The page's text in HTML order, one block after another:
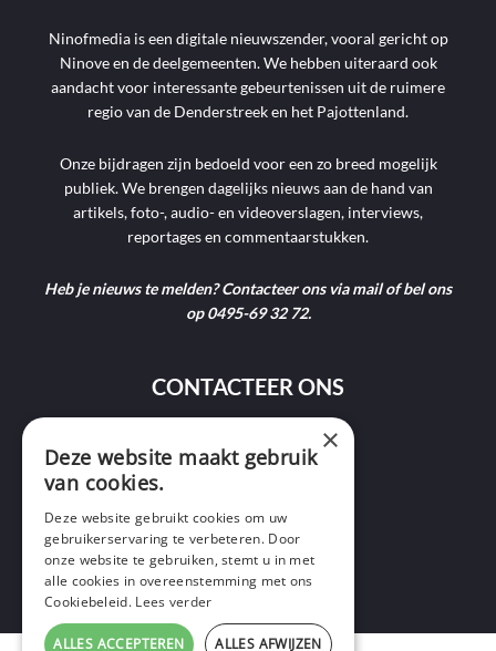
Ninofmedia is een digitale nieuwszender, vooral gericht op
Ninove en de deelgemeenten. We hebben uiteraard ook
aandacht voor interessante gebeurtenissen uit de ruimere
regio van de Denderstreek en het Pajottenland.
Onze bijdragen zijn bedoeld voor een zo breed mogelijk
publiek. We brengen dagelijks nieuws aan de hand van
artikels, foto-, audio- en videoverslagen, interviews,
reportages en commentaarstukken.
Heb je nieuws te melden? Contacteer ons via mail of bel ons
op 0495-69 32 72.
CONTACTEER ONS
9400 Ninove
+32 495 69 32 72
×
Deze website maakt gebruik
van cookies.
Deze website gebruikt cookies om uw
gebruikerservaring te verbeteren. Door
onze website te gebruiken, stemt u in met
alle cookies in overeenstemming met ons
Cookiebeleid. Lees verder
ALLES ACCEPTEREN ALLES AFWIJZEN